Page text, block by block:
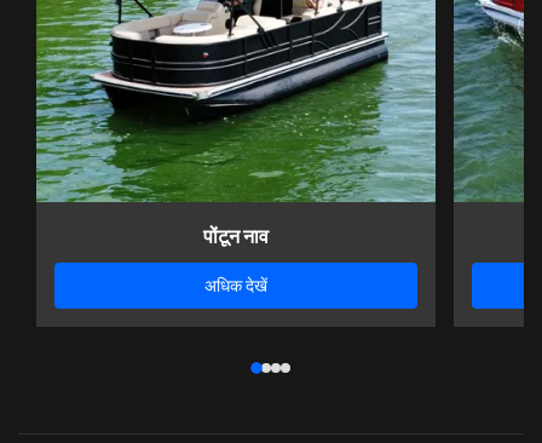
पोंटून नाव
अधिक देखें